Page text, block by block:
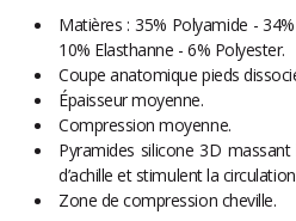
Matières : 35% Polyamide -
10% Elasthanne - 6% Polyester.
Coupe anatomique pieds
Épaisseur moyenne.
Compression moyenne.
Pyramides silicone 3D
d’achille et stimulent la
Zone de compression cheville.